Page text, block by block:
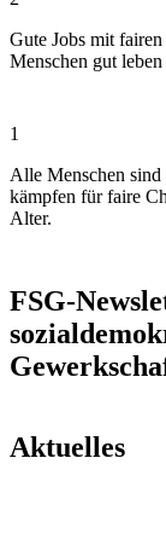
Gute Jobs mit
Menschen gut
1
Alle Menschen
kämpfen für faire
Alter.
FSG-
Aktuelles